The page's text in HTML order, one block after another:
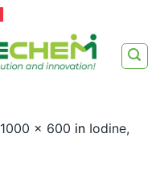
1000 × 600 in Iodine,